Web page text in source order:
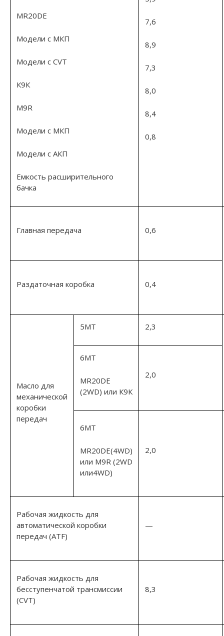
MR20DE
Модели с МКП
Модели с CVT
К9К
M9R
Модели с МКП
Модели с АКП
Емкость расширительного
бачка
7,6
8,9
7,3
8,0
8,4
0,8
Главная передача 0,6
Раздаточная коробка 0,4
Масло для
механической
коробки
передач
5МТ 2,3
6МТ
MR20DE
(2WD) или К9К
2,0
6МТ
MR20DE(4WD)
или M9R (2WD
или4WD)
2,0
Рабочая жидкость для
автоматической коробки
передач (ATF)
—
Рабочая жидкость для
бесступенчатой трансмиссии
(CVT)
8,3